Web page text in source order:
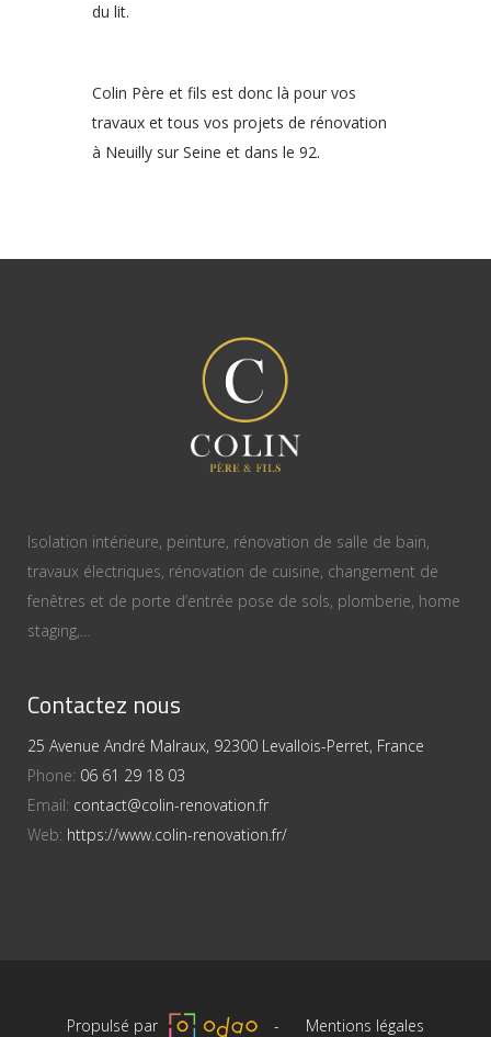
du lit.
Colin Père et fils est donc là pour vos
travaux et tous vos projets de rénovation
à Neuilly sur Seine et dans le 92.
Isolation intérieure, peinture, rénovation de salle de bain,
travaux électriques, rénovation de cuisine, changement de
fenêtres et de porte d’entrée pose de sols, plomberie, home
staging,…
Contactez nous
25 Avenue André Malraux, 92300 Levallois-Perret, France
Phone: 06 61 29 18 03
Email: contact@colin-renovation.fr
Web: https://www.colin-renovation.fr/
Propulsé par - Mentions légales